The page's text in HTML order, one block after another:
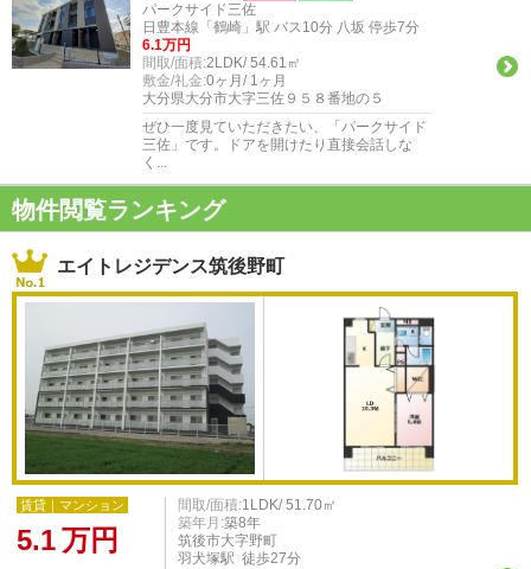
パークサイド三佐
日豊本線「鶴崎」駅 バス10分 八坂 停歩7分
6.1万円
間取/面積:2LDK/ 54.61㎡
敷金/礼金:0ヶ月/ 1ヶ月
大分県大分市大字三佐９５８番地の５
ぜひ一度見ていただきたい、「パークサイド
三佐」です。ドアを開けたり直接会話しな
く...
物件閲覧ランキング
エイトレジデンス筑後野町
賃貸｜マンション
5.1万円
間取/面積:1LDK/ 51.70㎡
築年月:築8年
筑後市大字野町
羽犬塚駅 徒歩27分